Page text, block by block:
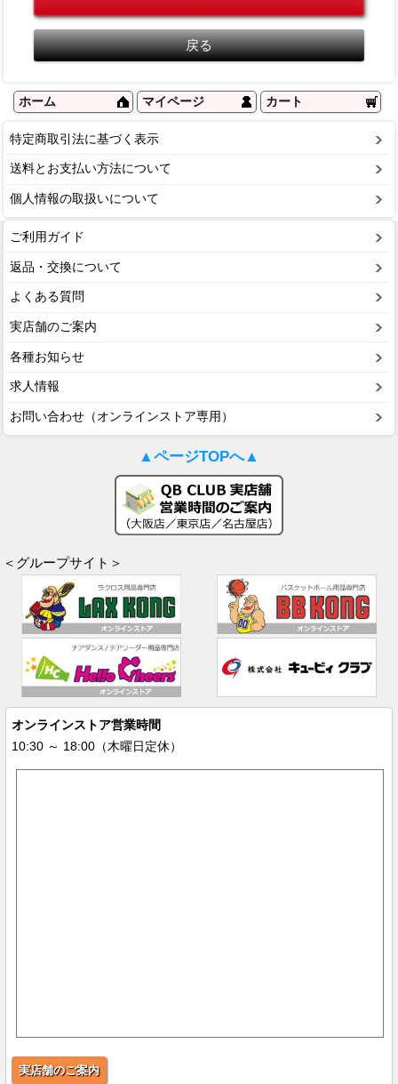
ホーム マイページ カート
特定商取引法に基づく表示
送料とお支払い方法について
個人情報の取扱いについて
ご利用ガイド
返品・交換について
よくある質問
実店舗のご案内
各種お知らせ
求人情報
お問い合わせ（オンラインストア専用）
▲ページTOPへ▲
＜グループサイト＞
オンラインストア営業時間
10:30 ～ 18:00（木曜日定休）
実店舗のご案内